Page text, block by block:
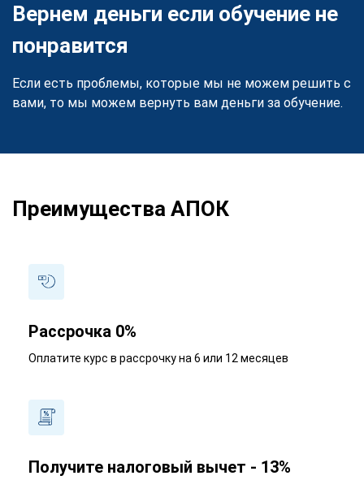
Вернем деньги если обучение не
понравится
Если есть проблемы, которые мы не можем решить с
вами, то мы можем вернуть вам деньги за обучение.
Преимущества АПОК
Рассрочка 0%
Оплатите курс в рассрочку на 6 или 12 месяцев
Получите налоговый вычет - 13%